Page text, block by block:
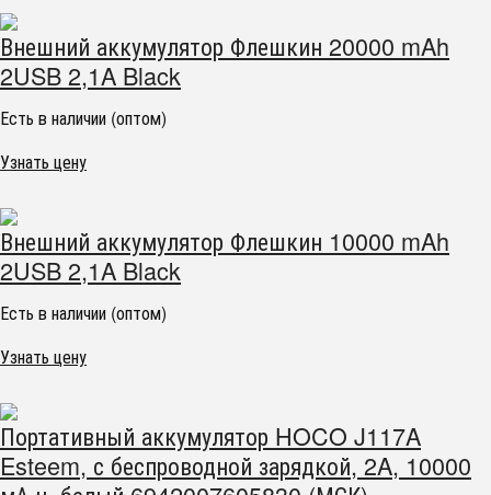
Внешний аккумулятор Флешкин 20000 mAh
2USB 2,1A Black
Есть в наличии (оптом)
Узнать цену
Внешний аккумулятор Флешкин 10000 mAh
2USB 2,1A Black
Есть в наличии (оптом)
Узнать цену
Портативный аккумулятор HOCO J117A
Esteem, с беспроводной зарядкой, 2A, 10000